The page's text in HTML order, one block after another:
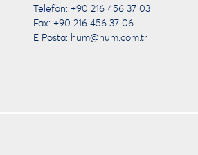
Telefon: +90 216 456 37 03
Fax: +90 216 456 37 06
E Posta: hum@hum.com.tr